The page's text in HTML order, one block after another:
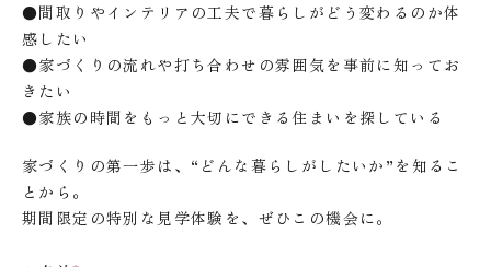
●間取りやインテリアの工夫で暮らしがどう変わるのか体
感したい
●家づくりの流れや打ち合わせの雰囲気を事前に知ってお
きたい
●家族の時間をもっと大切にできる住まいを探している
家づくりの第一歩は、“どんな暮らしがしたいか”を知るこ
とから。
期間限定の特別な見学体験を、ぜひこの機会に。